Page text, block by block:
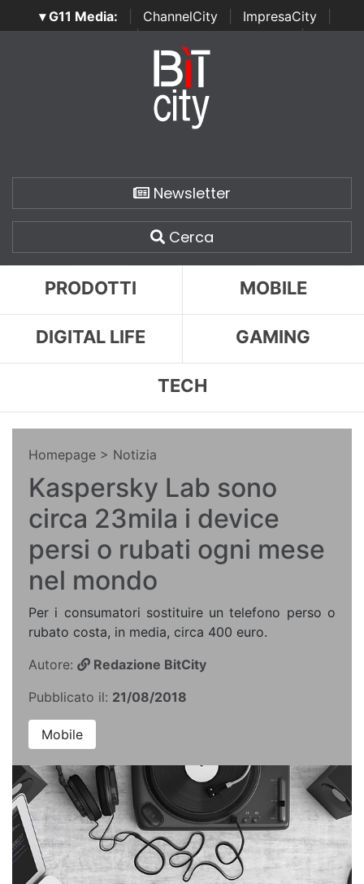
▾ G11 Media: ChannelCity ImpresaCity
SecurityOpenLab | Italian Channel Awards | Italian
Italian Security Awards
Newsletter
Cerca
PRODOTTI MOBILE
DIGITAL LIFE GAMING
TECH
Homepage > Notizia
Kaspersky Lab sono
circa 23mila i device
persi o rubati ogni mese
nel mondo
Per i consumatori sostituire un telefono perso o
rubato costa, in media, circa 400 euro.
Autore:
Redazione BitCity
Pubblicato il: 21/08/2018
Mobile